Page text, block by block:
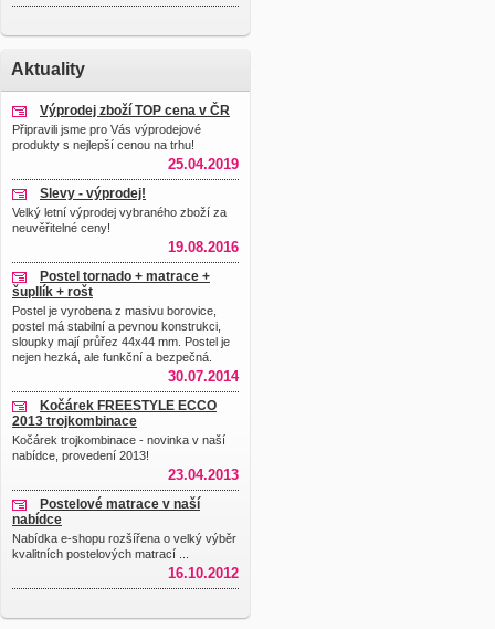
Aktuality
Výprodej zboží TOP cena v ČR
Připravili jsme pro Vás výprodejové
produkty s nejlepší cenou na trhu!
25.04.2019
Slevy - výprodej!
Velký letní výprodej vybraného zboží za
neuvěřitelné ceny!
19.08.2016
Postel tornado + matrace +
šupllík + rošt
Postel je vyrobena z masivu borovice,
postel má stabilní a pevnou konstrukci,
sloupky mají průřez 44x44 mm. Postel je
nejen hezká, ale funkční a bezpečná.
30.07.2014
Kočárek FREESTYLE ECCO
2013 trojkombinace
Kočárek trojkombinace - novinka v naší
nabídce, provedení 2013!
23.04.2013
Postelové matrace v naší
nabídce
Nabídka e-shopu rozšířena o velký výběr
kvalitních postelových matrací ...
16.10.2012